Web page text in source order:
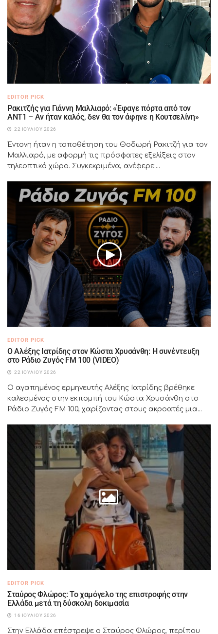
EDITOR PICK
Ρακιτζής για Γιάννη Μαλλιαρό: «Έφαγε πόρτα από τον
ΑΝΤ1 – Αν ήταν καλός, δεν θα τον άφηνε η Κουτσελίνη»
22 ΙΟΥΛΊΟΥ 2026
Έντονη ήταν η τοποθέτηση του Θοδωρή Ρακιτζή για τον
Μαλλιαρό, με αφορμή τις πρόσφατες εξελίξεις στον
τηλεοπτικό χώρο. Συγκεκριμένα, ανέφερε:...
EDITOR PICK
Ο Αλέξης Ιατρίδης στον Κώστα Χρυσάνθη: Η συνέντευξη
στο Ράδιο Ζυγός FM 100 (VIDEO)
22 ΙΟΥΛΊΟΥ 2026
Ο αγαπημένος ερμηνευτής Αλέξης Ιατρίδης βρέθηκε
καλεσμένος στην εκπομπή του Κώστα Χρυσάνθη στο
Ράδιο Ζυγός FM 100, χαρίζοντας στους ακροατές μια...
EDITOR PICK
Σταύρος Φλώρος: Το χαμόγελο της επιστροφής στην
Ελλάδα μετά τη δύσκολη δοκιμασία
16 ΙΟΥΛΊΟΥ 2026
Στην Ελλάδα επέστρεψε ο Σταύρος Φλώρος, περίπου